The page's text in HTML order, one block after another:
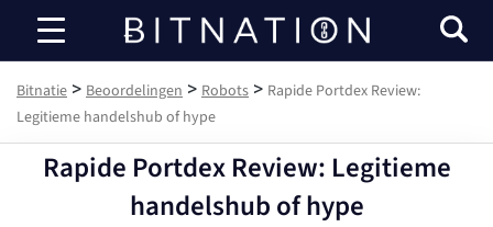
Bitnatie
Bitnatie > Beoordelingen > Robots > Rapide Portdex Review:
Legitieme handelshub of hype
Rapide Portdex Review: Legitieme
handelshub of hype